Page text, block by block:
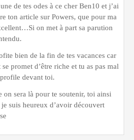
de tes odes à ce cher Ben10 et j’ai
ton article sur Powers, que pour ma
on met à part sa parution
bien de la fin de tes vacances car
promet d’être riche et tu as pas mal
devant toi.
on sera là pour te soutenir, toi ainsi
suis heureux d’avoir découvert